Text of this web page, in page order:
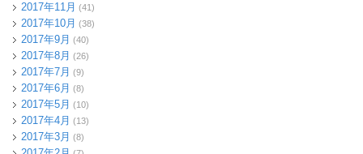
2017年11月 (41)
2017年10月 (38)
2017年9月 (40)
2017年8月 (26)
2017年7月 (9)
2017年6月 (8)
2017年5月 (10)
2017年4月 (13)
2017年3月 (8)